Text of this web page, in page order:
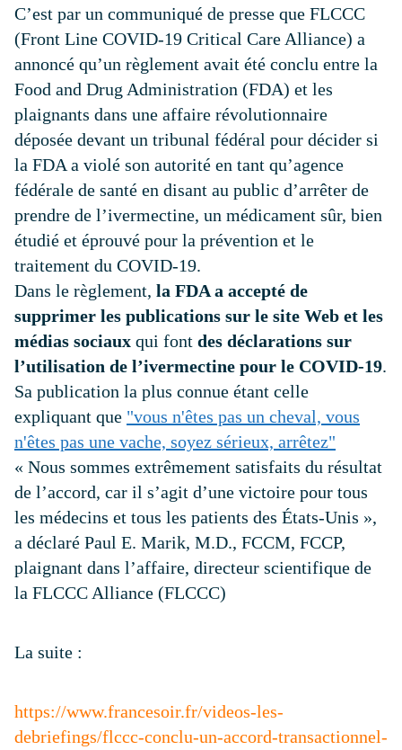
C’est par un communiqué de presse que FLCCC
(Front Line COVID-19 Critical Care Alliance) a
annoncé qu’un règlement avait été conclu entre la
Food and Drug Administration (FDA) et les
plaignants dans une affaire révolutionnaire
déposée devant un tribunal fédéral pour décider si
la FDA a violé son autorité en tant qu’agence
fédérale de santé en disant au public d’arrêter de
prendre de l’ivermectine, un médicament sûr, bien
étudié et éprouvé pour la prévention et le
traitement du COVID-19.
Dans le règlement, la FDA a accepté de
supprimer les publications sur le site Web et les
médias sociaux qui font des déclarations sur
l’utilisation de l’ivermectine pour le COVID-19.
Sa publication la plus connue étant celle
expliquant que "vous n'êtes pas un cheval, vous
n'êtes pas une vache, soyez sérieux, arrêtez"
« Nous sommes extrêmement satisfaits du résultat
de l’accord, car il s’agit d’une victoire pour tous
les médecins et tous les patients des États-Unis »,
a déclaré Paul E. Marik, M.D., FCCM, FCCP,
plaignant dans l’affaire, directeur scientifique de
la FLCCC Alliance (FLCCC)
La suite :
https://www.francesoir.fr/videos-les-
debriefings/flccc-conclu-un-accord-transactionnel-